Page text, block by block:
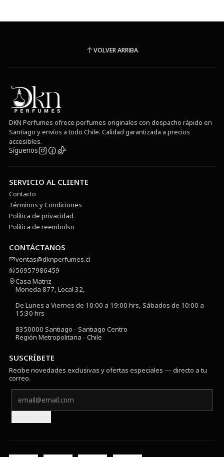
VOLVER ARRIBA
DKN Perfumes ofrece perfumes originales con despacho rápido en
Santiago y envíos a todo Chile. Calidad garantizada a precios
accesibles.
Síguenos
SERVICIO AL CLIENTE
Contacto
Términos y Condiciones
Política de privacidad
Política de reembolso
CONTÁCTANOS
ventas@dknperfumes.cl
56957986459
Casa Matriz
Moneda 877, Local 32,
De Lunes a Viernes de 10:00 a 19:00 hrs, Sábados de 10:00 a
15:30 hrs
8350000 Santiago - Santiago Centro
Región Metropolitana - Chile
SUSCRÍBETE
Recibe novedades exclusivas y ofertas especiales — directo a tu
correo.